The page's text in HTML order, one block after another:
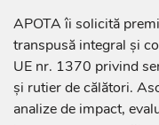
APOTA îi solicită
transpusă integral și
UE nr. 1370 privind
și rutier de călători.
analize de impact,